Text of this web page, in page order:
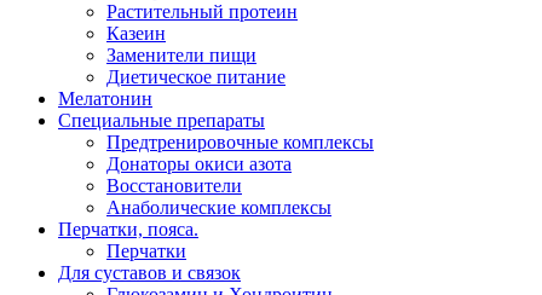
Растительный протеин
Казеин
Заменители пищи
Диетическое питание
Мелатонин
Специальные препараты
Предтренировочные комплексы
Донаторы окиси азота
Восстановители
Анаболические комплексы
Перчатки, пояса.
Перчатки
Для суставов и связок